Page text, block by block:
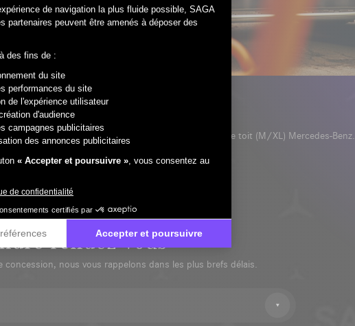
% de réduction sur les barres de toit et les coffres de toit (M/XL) Mercedes-Benz.
vous avez besoin.
Prendre rendez-vous
rendez-vous
concession, nous vous rappelons dans les plus brefs délais.